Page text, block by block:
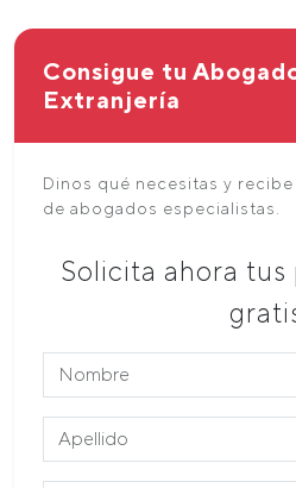
Consigue tu
Extranjería
Dinos qué necesitas y
de abogados especialistas.
Solicita ahora